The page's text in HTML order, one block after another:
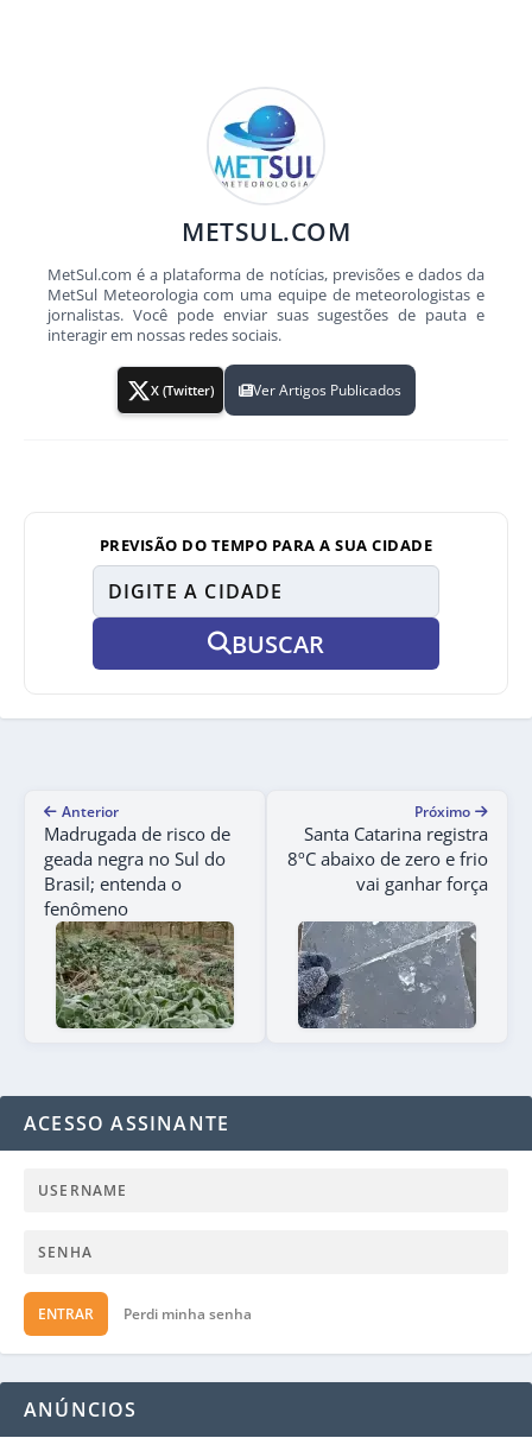
METSUL.COM
MetSul.com é a plataforma de notícias, previsões e dados da
MetSul Meteorologia com uma equipe de meteorologistas e
jornalistas. Você pode enviar suas sugestões de pauta e
interagir em nossas redes sociais.
X (Twitter) Ver Artigos Publicados
PREVISÃO DO TEMPO PARA A SUA CIDADE
BUSCAR
Anterior
Madrugada de risco de
geada negra no Sul do
Brasil; entenda o
fenômeno
Próximo
Santa Catarina registra
8ºC abaixo de zero e frio
vai ganhar força
ACESSO ASSINANTE
ENTRAR Perdi minha senha
ANÚNCIOS